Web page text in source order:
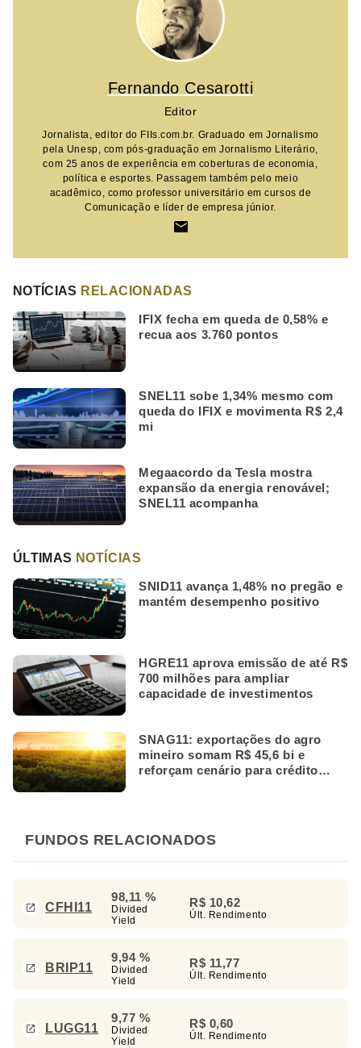
Fernando Cesarotti
Editor
Jornalista, editor do FIIs.com.br. Graduado em Jornalismo
pela Unesp, com pós-graduação em Jornalismo Literário,
com 25 anos de experiência em coberturas de economia,
política e esportes. Passagem também pelo meio
acadêmico, como professor universitário em cursos de
Comunicação e líder de empresa júnior.
NOTÍCIAS RELACIONADAS
IFIX fecha em queda de 0,58% e
recua aos 3.760 pontos
SNEL11 sobe 1,34% mesmo com
queda do IFIX e movimenta R$ 2,4
mi
Megaacordo da Tesla mostra
expansão da energia renovável;
SNEL11 acompanha
ÚLTIMAS NOTÍCIAS
SNID11 avança 1,48% no pregão e
mantém desempenho positivo
HGRE11 aprova emissão de até R$
700 milhões para ampliar
capacidade de investimentos
SNAG11: exportações do agro
mineiro somam R$ 45,6 bi e
reforçam cenário para crédito
FUNDOS RELACIONADOS
CFHI11
98,11 %
Divided
Yield
R$ 10,62
Últ. Rendimento
BRIP11
9,94 %
Divided
Yield
R$ 11,77
Últ. Rendimento
LUGG11
9,77 %
Divided
Yield
R$ 0,60
Últ. Rendimento